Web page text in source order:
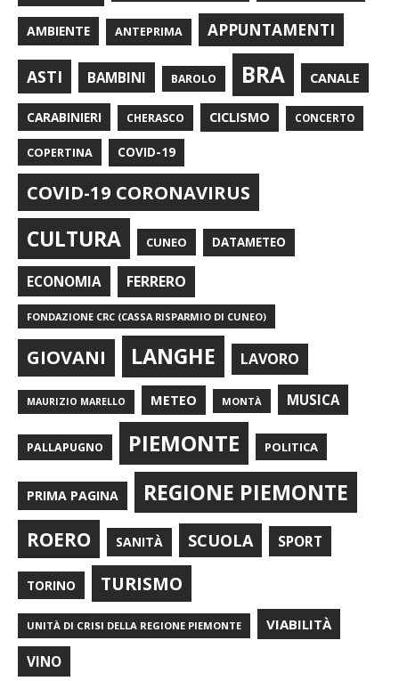
AMBIENTE ANTEPRIMA APPUNTAMENTI
ASTI BAMBINI BAROLO BRA CANALE
CARABINIERI CHERASCO CICLISMO CONCERTO
COPERTINA COVID-19
COVID-19 CORONAVIRUS
CULTURA CUNEO DATAMETEO
ECONOMIA FERRERO
FONDAZIONE CRC (CASSA RISPARMIO DI CUNEO)
GIOVANI LANGHE LAVORO
MAURIZIO MARELLO METEO MONTÀ MUSICA
PALLAPUGNO PIEMONTE POLITICA
PRIMA PAGINA REGIONE PIEMONTE
ROERO SANITÀ SCUOLA SPORT
TORINO TURISMO
UNITÀ DI CRISI DELLA REGIONE PIEMONTE VIABILITÀ
VINO